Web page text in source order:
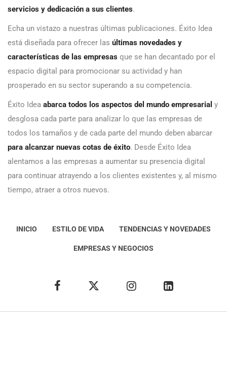
servicios y dedicación a sus clientes.
Echa un vistazo a nuestras últimas publicaciones. Éxito Idea
está diseñada para ofrecer las últimas novedades y
características de las empresas que se han decantado por el
espacio digital para promocionar su actividad y han
prosperado en su sector superando a su competencia.
Éxito Idea abarca todos los aspectos del mundo empresarial y
desglosa cada parte para analizar lo que las empresas de
todos los tamaños y de cada parte del mundo deben abarcar
para alcanzar nuevas cotas de éxito. Desde Éxito Idea
alentamos a las empresas a aumentar su presencia digital
para continuar atrayendo a los clientes existentes y, al mismo
tiempo, atraer a otros nuevos.
INICIO ESTILO DE VIDA TENDENCIAS Y NOVEDADES
EMPRESAS Y NEGOCIOS